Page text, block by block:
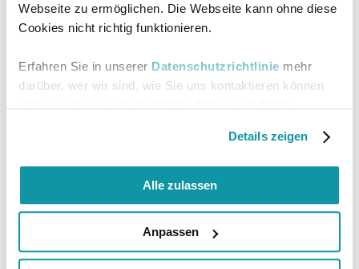
Webseite zu ermöglichen. Die Webseite kann ohne diese
Cookies nicht richtig funktionieren.
Erfahren Sie in unserer Datenschutzrichtlinie mehr
darüber, wer wir sind, wie Sie uns kontaktieren können
Details zeigen
Alle zulassen
Anpassen